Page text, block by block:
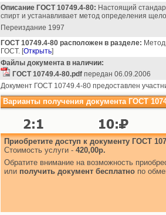
Описание ГОСТ 10749.4-80: Настоящий
спирт и устанавливает метод определения
Переиздание 1997
ГОСТ 10749.4-80 расположен в разделе:
ГОСТ. [Открыть]
Файлы документа в наличии:
ГОСТ 10749.4-80.pdf передан 06.09.2006
Документ ГОСТ 10749.4-80 предоставлен
Варианты получения документа ГОСТ
Приобретите доступ к документу ГОСТ
Стоимость услуги - 420,00р.
Обратите внимание на возможность
или получить документ бесплатно по